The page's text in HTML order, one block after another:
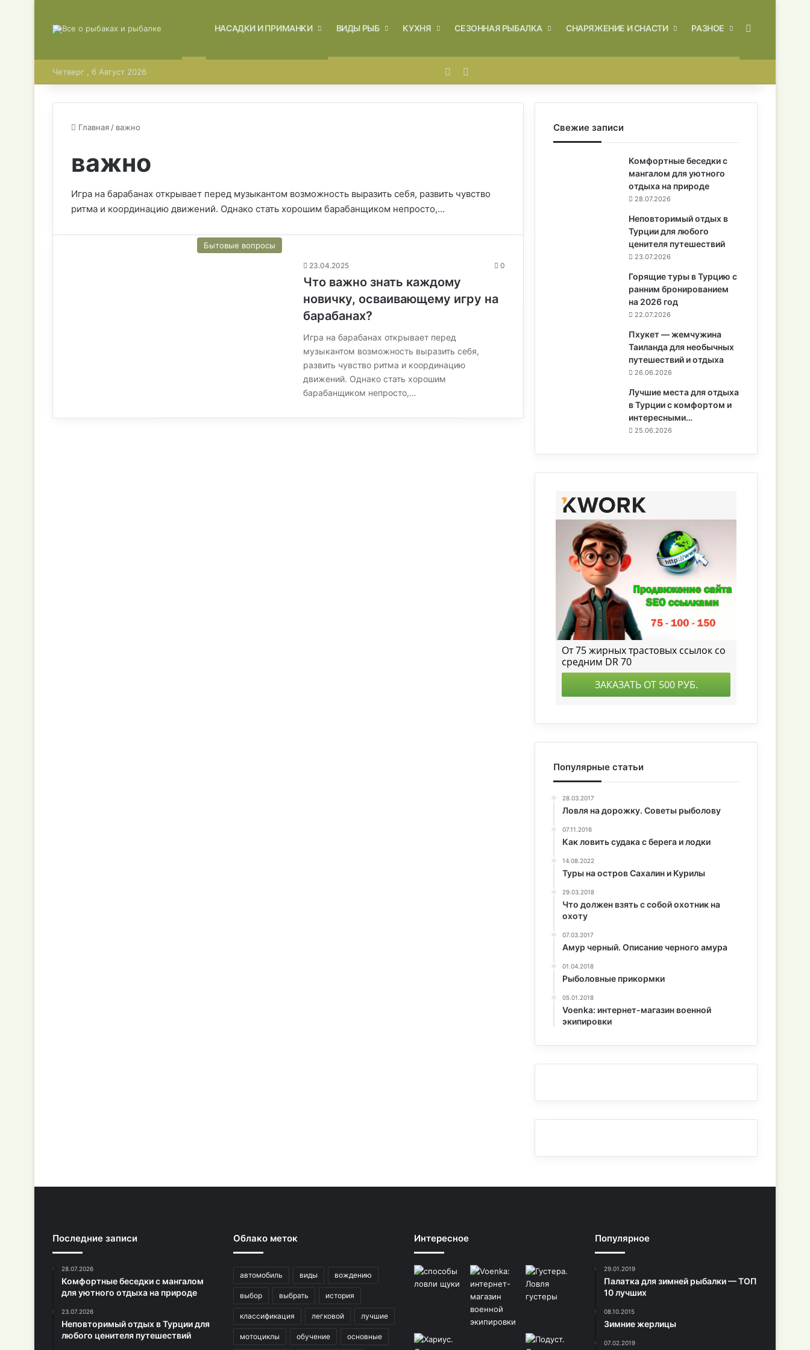
ГЛАВНАЯНАСАДКИ И ПРИМАНКИ ВИДЫ РЫБ КУХНЯ СЕЗОННАЯ РЫБАЛКА СНАРЯЖЕНИЕ И СНАСТИ РАЗНОЕ
Четверг , 6 Август 2026 Войти
Главная / важно
важно
Игра на барабанах открывает перед музыкантом возможность выразить себя, развить чувство
ритма и координацию движений. Однако стать хорошим барабанщиком непросто,…
Бытовые вопросы
23.04.2025 0
Что важно знать каждому
новичку, осваивающему игру на
барабанах?
Игра на барабанах открывает перед
музыкантом возможность выразить себя,
развить чувство ритма и координацию
движений. Однако стать хорошим
барабанщиком непросто,…
Свежие записи
Комфортные беседки с
мангалом для уютного
отдыха на природе
28.07.2026
Неповторимый отдых в
Турции для любого
ценителя путешествий
23.07.2026
Горящие туры в Турцию с
ранним бронированием
на 2026 год
22.07.2026
Пхукет — жемчужина
Таиланда для необычных
путешествий и отдыха
26.06.2026
Лучшие места для отдыха
в Турции с комфортом и
интересными…
25.06.2026
Популярные статьи
28.03.2017
Ловля на дорожку. Советы рыболову
07.11.2016
Как ловить судака с берега и лодки
14.08.2022
Туры на остров Сахалин и Курилы
29.03.2018
Что должен взять с собой охотник на
охоту
07.03.2017
Амур черный. Описание черного амура
01.04.2018
Рыболовные прикормки
05.01.2018
Voenka: интернет-магазин военной
экипировки
Последние записи
28.07.2026
Комфортные беседки с мангалом
для уютного отдыха на природе
23.07.2026
Неповторимый отдых в Турции для
любого ценителя путешествий
Облако меток
автомобиль виды вождению
выбор выбрать история
классификация легковой лучшие
мотоциклы обучение основные
Интересное Популярное
29.01.2019
Палатка для зимней рыбалки — ТОП
10 лучших
08.10.2015
Зимние жерлицы
07.02.2019